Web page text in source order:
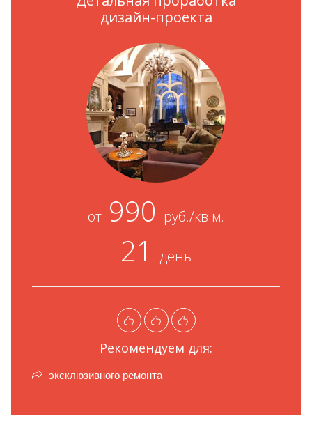
дизайн-проекта
от 990 руб./кв.м.
21 день
Рекомендуем для:
эксклюзивного ремонта